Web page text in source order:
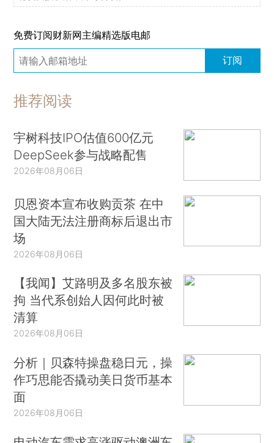
免费订阅财新网主编精选版电邮
订阅
推荐阅读
宇树科技IPO估值600亿元
DeepSeek参与战略配售
2026年08月06日
贝恩资本宣布收购贡茶 在中
国大陆无法注册商标后退出市
场
2026年08月06日
【我闻】艾路明及多名股东被
拘 当代系创始人因何此时被
清算
2026年08月06日
分析｜贝森特操盘稳日元，操
作巧思能否撬动美日货币基本
面
2026年08月06日